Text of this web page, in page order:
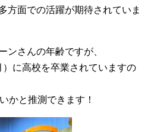
方面での活躍が期待されていま
ンさんの年齢ですが、
に高校を卒業されていますの
かと推測できます！